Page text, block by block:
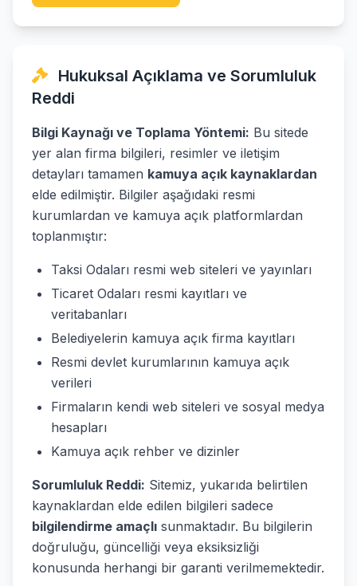
Hukuksal Açıklama ve Sorumluluk
Reddi
Bilgi Kaynağı ve Toplama Yöntemi: Bu sitede
yer alan firma bilgileri, resimler ve iletişim
detayları tamamen kamuya açık kaynaklardan
elde edilmiştir. Bilgiler aşağıdaki resmi
kurumlardan ve kamuya açık platformlardan
toplanmıştır:
Taksi Odaları resmi web siteleri ve yayınları
Ticaret Odaları resmi kayıtları ve
veritabanları
Belediyelerin kamuya açık firma kayıtları
Resmi devlet kurumlarının kamuya açık
verileri
Firmaların kendi web siteleri ve sosyal medya
hesapları
Kamuya açık rehber ve dizinler
Sorumluluk Reddi: Sitemiz, yukarıda belirtilen
kaynaklardan elde edilen bilgileri sadece
bilgilendirme amaçlı sunmaktadır. Bu bilgilerin
doğruluğu, güncelliği veya eksiksizliği
konusunda herhangi bir garanti verilmemektedir.